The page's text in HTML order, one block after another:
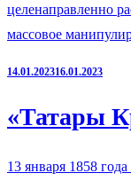
целенаправленно
массовое
14.01.202316.01.2023
«Татары
13 января 1858